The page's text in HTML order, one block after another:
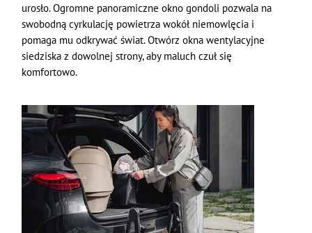
urosło. Ogromne panoramiczne okno gondoli pozwala na
swobodną cyrkulację powietrza wokół niemowlęcia i
pomaga mu odkrywać świat. Otwórz okna wentylacyjne
siedziska z dowolnej strony, aby maluch czuł się
komfortowo.